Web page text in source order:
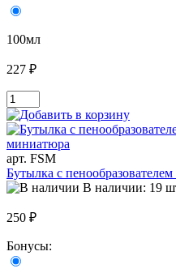
100мл
227 ₽
арт. FSM
Бутылка с
В наличии: 19
250 ₽
Бонусы: